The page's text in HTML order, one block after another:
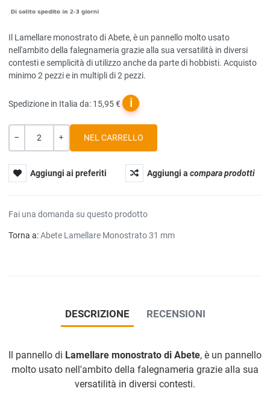
Il Lamellare monostrato di Abete, è un pannello molto usato
nell'ambito della falegnameria grazie alla sua versatilità in diversi
contesti e semplicità di utilizzo anche da parte di hobbisti. Acquisto
minimo 2 pezzi e in multipli di 2 pezzi.
Spedizione in Italia da: 15,95 € ℹ
Quantità
Aggiungi ai preferiti Aggiungi acompara prodotti
Fai una domanda su questo prodotto
Torna a:Abete Lamellare Monostrato 31 mm
DESCRIZIONE RECENSIONI
Il pannello di Lamellare monostrato di Abete, è un pannello
molto usato nell'ambito della falegnameria grazie alla sua
versatilità in diversi contesti.